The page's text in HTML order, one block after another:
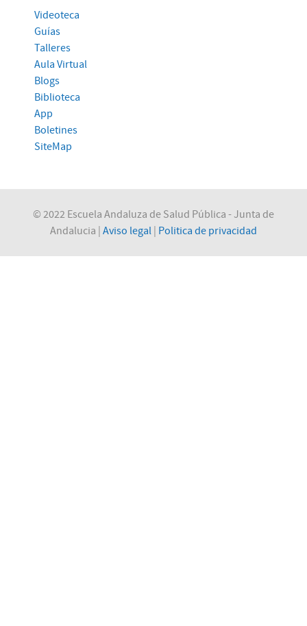
Videoteca
Guías
Talleres
Aula Virtual
Blogs
Biblioteca
App
Boletines
SiteMap
© 2022 Escuela Andaluza de Salud Pública - Junta de
Andalucia | Aviso legal | Politica de privacidad